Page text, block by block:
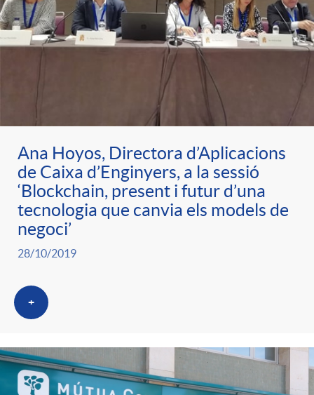
Ana Hoyos, Directora d’Aplicacions
de Caixa d’Enginyers, a la sessió
‘Blockchain, present i futur d’una
tecnologia que canvia els models de
negoci’
28/10/2019
+